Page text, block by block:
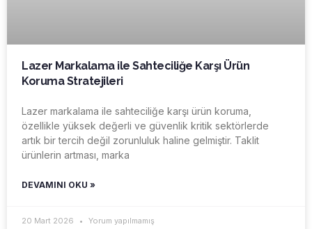
Lazer Markalama ile Sahteciliğe Karşı Ürün
Koruma Stratejileri
Lazer markalama ile sahteciliğe karşı ürün koruma,
özellikle yüksek değerli ve güvenlik kritik sektörlerde
artık bir tercih değil zorunluluk haline gelmiştir. Taklit
ürünlerin artması, marka
DEVAMINI OKU »
20 Mart 2026 Yorum yapılmamış